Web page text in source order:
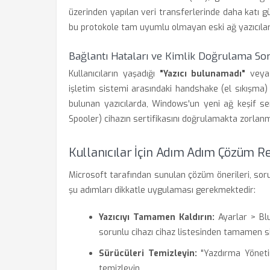
üzerinden yapılan veri transferlerinde daha katı
bu protokole tam uyumlu olmayan eski ağ
Bağlantı Hataları ve Kimlik Doğrulama
Kullanıcıların yaşadığı "Yazıcı bulunamadı"
işletim sistemi arasındaki handshake (el
bulunan yazıcılarda, Windows'un yeni ağ keşif
Spooler) cihazın sertifikasını doğrulamakta
Kullanıcılar İçin Adım Adım Çözüm
Microsoft tarafından sunulan çözüm önerileri,
şu adımları dikkatle uygulaması gerekmektedir:
Yazıcıyı Tamamen Kaldırın: Ayarlar >
sorunlu cihazı cihaz listesinden tamamen
Sürücüleri Temizleyin: "Yazdırma